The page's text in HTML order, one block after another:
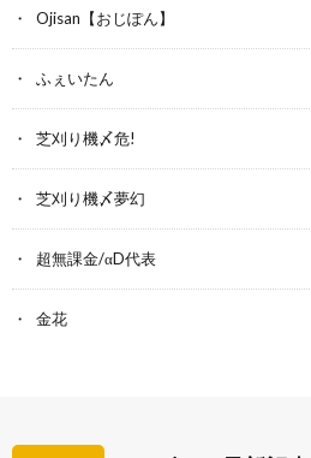
Ojisan【おじぽん】
ふぇいたん
芝刈り機〆危!
芝刈り機〆夢幻
超無課金/αD代表
金花